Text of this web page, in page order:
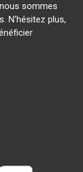
sommes
N'hésitez plus,